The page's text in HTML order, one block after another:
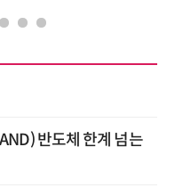
반도체 한계 넘는